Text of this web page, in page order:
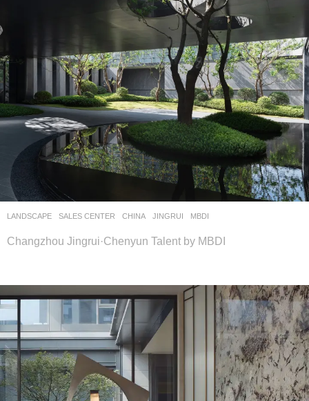
LANDSCAPE SALES CENTER CHINA JINGRUI MBDI
Changzhou Jingrui·Chenyun Talent by MBDI